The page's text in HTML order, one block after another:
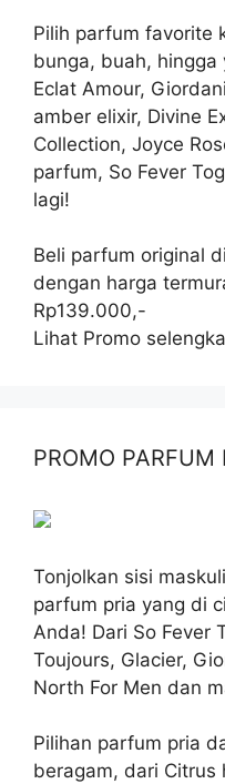
Pilih parfum favorite
bunga, buah,
Eclat Amour,
amber elixir, Divine
Collection, Joyce
parfum, So Fever
lagi!
Beli parfum original
dengan harga
Rp139.000,-
Lihat Promo
PROMO PARFUM
Tonjolkan sisi
parfum pria yang di
Anda! Dari So Fever
Toujours, Glacier,
North For Men dan
Pilihan parfum pria
beragam, dari Citrus